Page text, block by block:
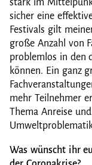
stark im
sicher eine
Festivals gilt
große Anzahl von
problemlos in den
können. Ein ganz
mehr Teilnehmer
Thema Anreise
Was wünscht ihr